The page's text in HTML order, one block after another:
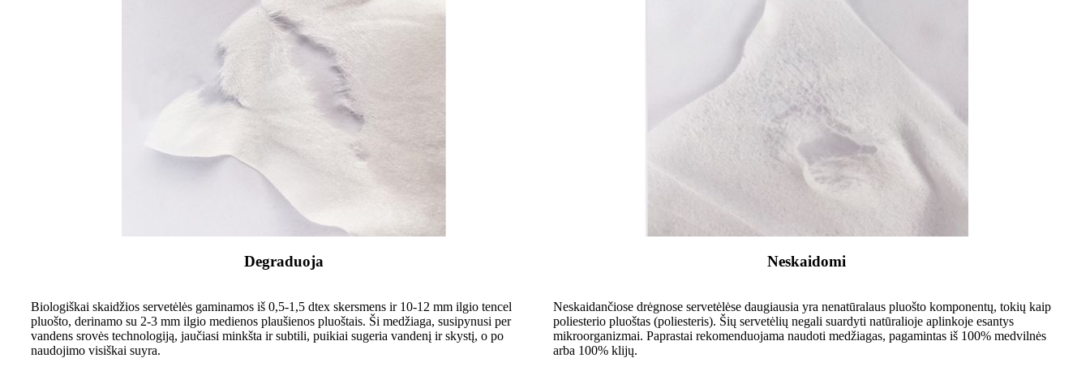
Degraduoja
Biologiškai skaidžios servetėlės ​​gaminamos iš 0,5-1,5 dtex skersmens ir 10-12 mm ilgio tencel
pluošto, derinamo su 2-3 mm ilgio medienos plaušienos pluoštais. Ši medžiaga, susipynusi per
vandens srovės technologiją, jaučiasi minkšta ir subtili, puikiai sugeria vandenį ir skystį, o po
naudojimo visiškai suyra.
Neskaidomi
Neskaidančiose drėgnose servetėlėse daugiausia yra nenatūralaus pluošto komponentų, tokių kaip
poliesterio pluoštas (poliesteris). Šių servetėlių negali suardyti natūralioje aplinkoje esantys
mikroorganizmai. Paprastai rekomenduojama naudoti medžiagas, pagamintas iš 100% medvilnės
arba 100% klijų.